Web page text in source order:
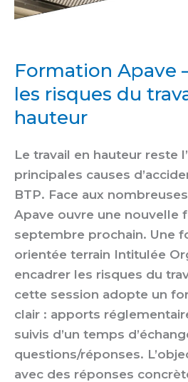
Formation Apave
les risques du
hauteur
Le travail en hauteur reste
principales causes
BTP. Face aux
Apave ouvre une nouvelle
septembre prochain. Une
orientée terrain Intitulée
encadrer les risques du
cette session adopte un
clair : apports
suivis d’un temps
questions/réponses.
avec des réponses